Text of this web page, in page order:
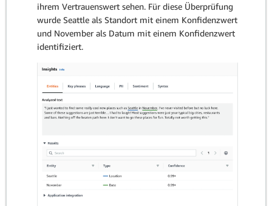
ihrem Vertrauenswert sehen. Für diese Überprüfung
wurde Seattle als Standort mit einem Konfidenzwert
und November als Datum mit einem Konfidenzwert
identifiziert.